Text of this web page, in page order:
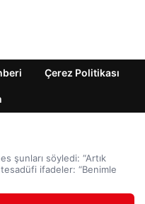
Çerez Politikası
şunları söyledi: “Artık
ifadeler: “Benimle